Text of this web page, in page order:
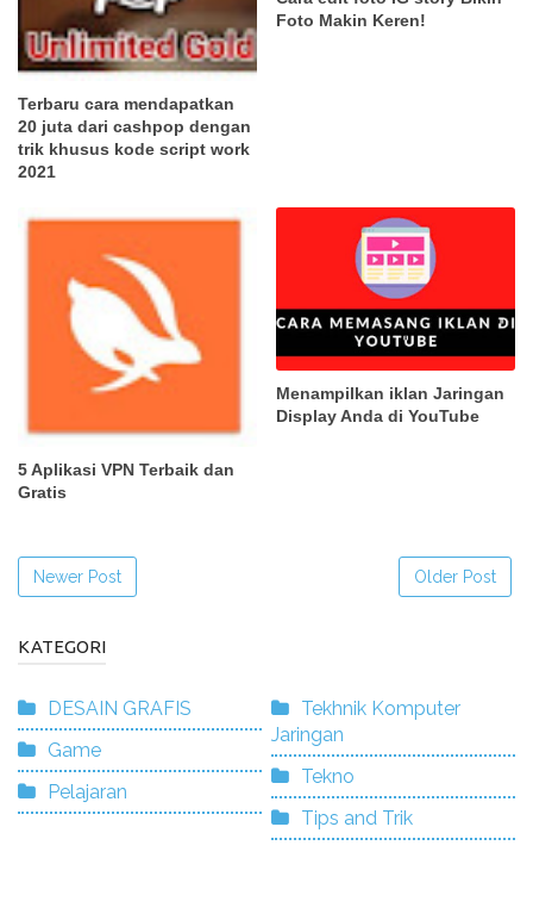
Terbaru cara mendapatkan
20 juta dari cashpop dengan
trik khusus kode script work
2021
Foto Makin Keren!
5 Aplikasi VPN Terbaik dan
Gratis
Menampilkan iklan Jaringan
Display Anda di YouTube
Newer Post Older Post
KATEGORI
DESAIN GRAFIS
Game
Pelajaran
Tekhnik Komputer
Jaringan
Tekno
Tips and Trik